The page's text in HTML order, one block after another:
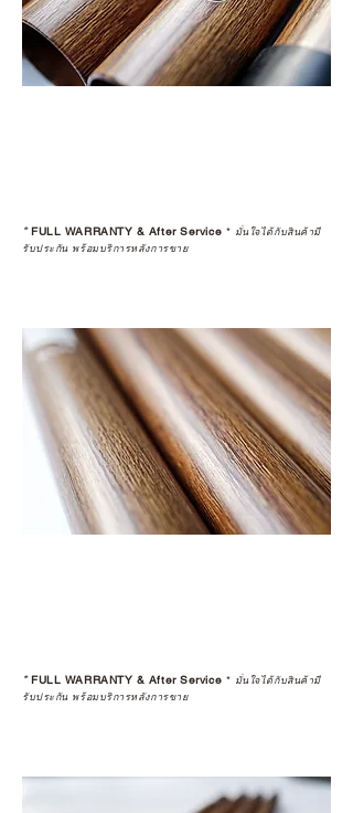
*FULL WARRANTY & After Service * มั่นใจได้กับสินค้ามี
รับประกัน พร้อมบริการหลังการขาย
*FULL WARRANTY & After Service * มั่นใจได้กับสินค้ามี
รับประกัน พร้อมบริการหลังการขาย